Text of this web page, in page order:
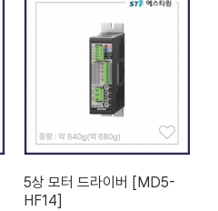
5상 모터 드라이버 [MD5-
HF14]